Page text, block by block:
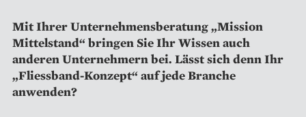
Mit Ihrer Unternehmensberatung „Mission
Mittelstand“ bringen Sie Ihr Wissen auch
anderen Unternehmern bei. Lässt sich denn Ihr
„Fliessband-Konzept“ auf jede Branche
anwenden?